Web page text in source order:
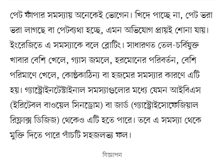
পেট ফাঁপার সমস্যায় অনেকেই ভোগেন। খিদে পাচ্ছে না, পেট ভরা
ভরা লাগছে বা পেটব্যথা হচ্ছে, এমন অভিযোগ প্রায়ই শোনা যায়।
ইংরেজিতে এ সমস্যাকে বলে ব্লোটিং। সাধারণত তেল-চর্বিযুক্ত
খাবার বেশি খেলে, গ্যাস জমলে, হরমোনের পরিবর্তন, বেশি
পরিমাণে খেলে, কোষ্ঠকাঠিন্য বা হজমের সমস্যার কারণে এটি
হয়। গ্যাস্ট্রোইনটেস্টাইনাল সমস্যাগুলোর মধ্যে যেমন আইবিএস
(ইরিটেবল বাওয়েল সিনড্রোম) বা জার্ড (গ্যাস্ট্রোইসোফেজিয়াল
রিফ্লাক্স ডিজিজ) থেকেও এটি হতে পারে। তবে এ সমস্যা থেকে
মুক্তি দিতে পারে পাঁচটি সহজলভ্য ফল।